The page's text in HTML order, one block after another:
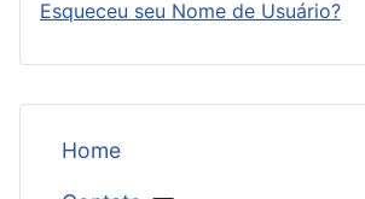
Home
Esqueceu seu Nome de Usuário?